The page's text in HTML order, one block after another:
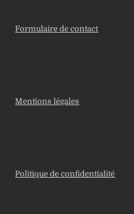
Formulaire de contact
Mentions légales
Politique de confidentialité